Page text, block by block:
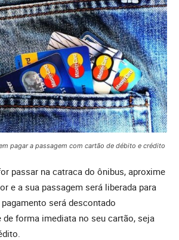
pagar a passagem com cartão de débito e crédito
passar na catraca do ônibus, aproxime
e a sua passagem será liberada para
será descontado
forma imediata no seu cartão, seja